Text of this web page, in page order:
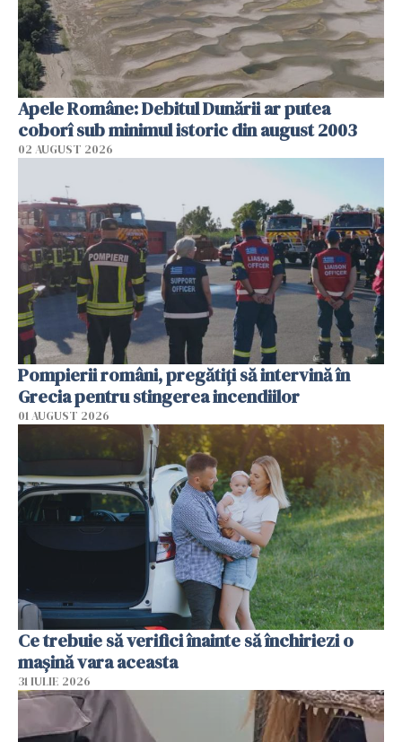
Apele Române: Debitul Dunării ar putea
coborî sub minimul istoric din august 2003
02 AUGUST 2026
Pompierii români, pregătiţi să intervină în
Grecia pentru stingerea incendiilor
01 AUGUST 2026
Ce trebuie să verifici înainte să închiriezi o
mașină vara aceasta
31 IULIE 2026